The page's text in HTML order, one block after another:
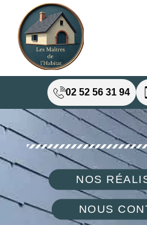
02 52 56 31 94
NOS
NOUS